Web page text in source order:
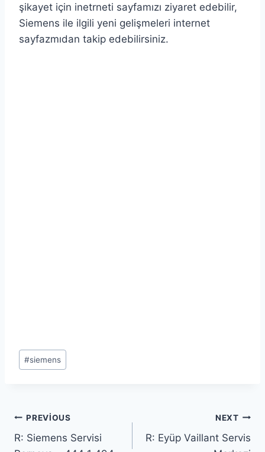
şikayet için inetrneti sayfamızı ziyaret edebilir,
Siemens ile ilgili yeni gelişmeleri internet
sayfazmıdan takip edebilirsiniz.
Post
Tags:
#siemens
Yazı
gezinmesi
PREVIOUS
R: Siemens Servisi
NEXT
R: Eyüp Vaillant Servis